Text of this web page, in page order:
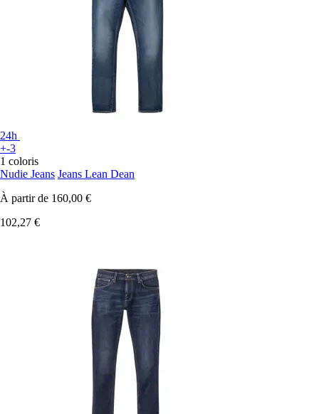
24h
+-3
1 coloris
Nudie Jeans Jeans Lean Dean
À partir de 160,00 €
102,27 €